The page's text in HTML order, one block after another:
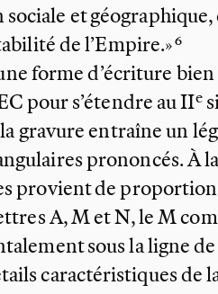
et
de l’Empire.»
forme d’écriture
pour s’étendre au IIe
gravure entraîne un
prononcés. À
provient de
A, M etN, le M
sous la ligne de
caractéristiques de